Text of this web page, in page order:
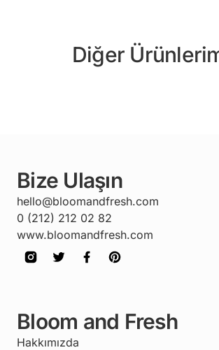
Diğer
Bize Ulaşın
hello@bloomandfresh.com
0 (212) 212 02 82
www.bloomandfresh.com
Bloom and Fresh
Hakkımızda